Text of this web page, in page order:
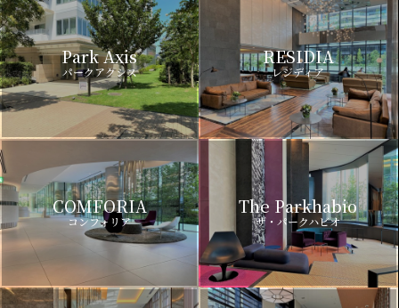
Park Axis
パークアクシス
RESIDIA
レジディア
COMFORIA
コンフォリア
The Parkhabio
ザ・パークハビオ